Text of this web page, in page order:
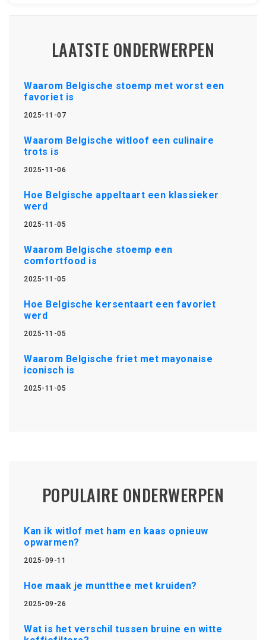
LAATSTE ONDERWERPEN
Waarom Belgische stoemp met worst een
favoriet is
2025-11-07
Waarom Belgische witloof een culinaire
trots is
2025-11-06
Hoe Belgische appeltaart een klassieker
werd
2025-11-05
Waarom Belgische stoemp een
comfortfood is
2025-11-05
Hoe Belgische kersentaart een favoriet
werd
2025-11-05
Waarom Belgische friet met mayonaise
iconisch is
2025-11-05
POPULAIRE ONDERWERPEN
Kan ik witlof met ham en kaas opnieuw
opwarmen?
2025-09-11
Hoe maak je muntthee met kruiden?
2025-09-26
Wat is het verschil tussen bruine en witte